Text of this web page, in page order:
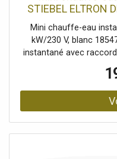
STIEBEL ELTRON
kW, sans
résistant à la
Mini chauffe-eau
kW/230 V, blanc
instantané avec
la salle de bains
35 °C). Ne convient pas
petit ballon ou un
ELTRON de 11 kW
sans compromettre le